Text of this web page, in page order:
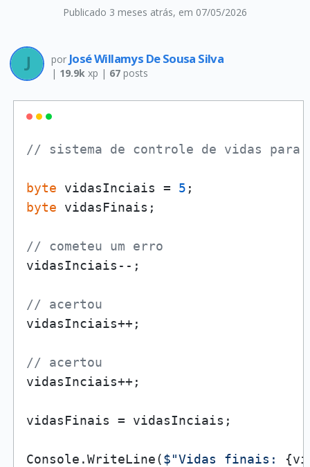
Publicado 3 meses atrás, em 07/05/2026
por José Willamys De Sousa Silva
| 19.9kxp | 67posts
// sistema de controle de vidas para
byte vidasInciais = 5
byte vidasFinais;
// cometeu um erro
vidasInciais--;
// acertou
vidasInciais++;
// acertou
vidasInciais++;
vidasFinais = vidasInciais;
Console.WriteLine($"Vidas finais: